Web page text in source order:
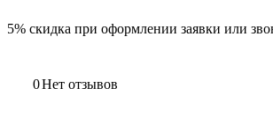
5% скидка при оформлении заявки или
0Нет отзывов